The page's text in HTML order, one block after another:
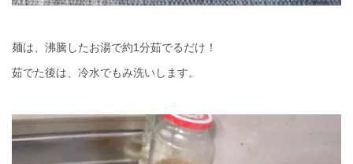
麺は、沸騰したお湯で約1分茹でるだけ！
茹でた後は、冷水でもみ洗いします。